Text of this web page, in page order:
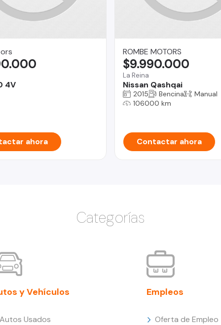
4V
ahora
ROMBE MOTORS
La Reina
Nissan Qashqai
$9.990.000
2015 Bencina
Manual
106000 km
Contactar ahora
Categorías
y Vehículos
Usados
Empleos
Oferta de Empleo